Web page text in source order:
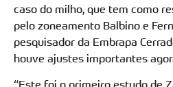
caso do milho, que tem como
pelo zoneamento Balbino e
pesquisador da Embrapa
houve ajustes importantes
“Este foi o primeiro estudo de